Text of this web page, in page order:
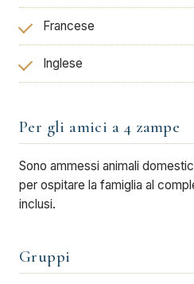
Francese
Inglese
Per gli amici a 4 zampe
Sono ammessi animali
per ospitare la famiglia al
inclusi.
Gruppi